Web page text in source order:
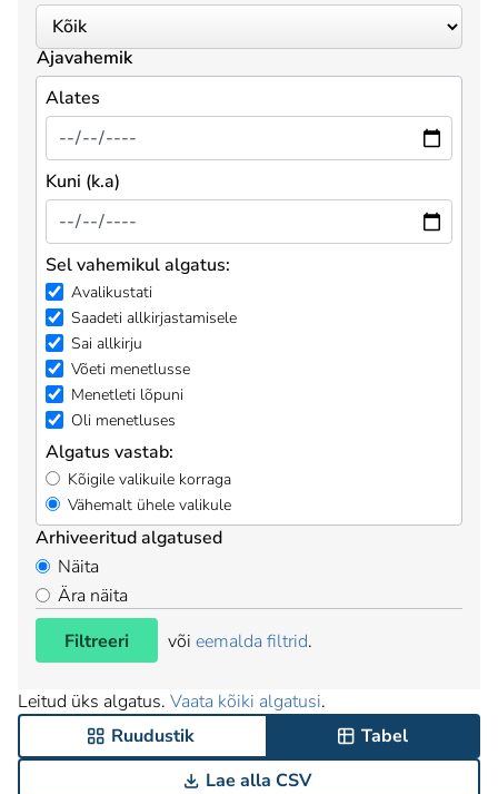
Ajavahemik
Alates
Kuni (k.a)
Sel vahemikul algatus:
Avalikustati
Saadeti allkirjastamisele
Sai allkirju
Võeti menetlusse
Menetleti lõpuni
Oli menetluses
Algatus vastab:
Kõigile valikuile korraga
Vähemalt ühele valikule
Arhiveeritud algatused
Näita
Ära näita
Filtreeri
või eemalda filtrid.
Leitud üks algatus. Vaata kõiki algatusi.
Ruudustik
Tabel
Lae alla CSV